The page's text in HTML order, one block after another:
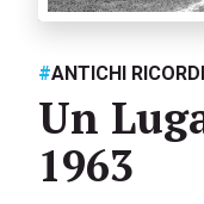
#ANTICHI RICORDI
Un
1963